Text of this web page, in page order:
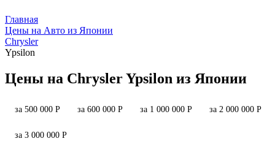
Главная
Цены на Авто из Японии
Chrysler
Ypsilon
Цены на Chrysler Ypsilon из Японии
за 500 000 Р за 600 000 Р за 1 000 000 Р за 2 000 000 Р
за 3 000 000 Р